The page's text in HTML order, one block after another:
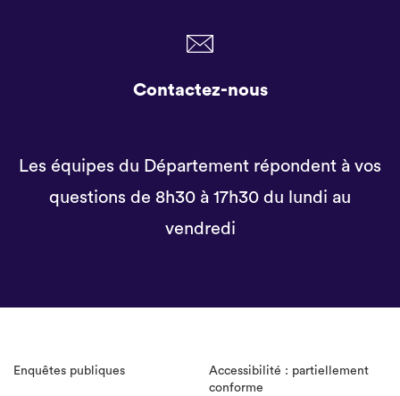
Contactez-nous
Les équipes du Département répondent à vos
questions de 8h30 à 17h30 du lundi au
vendredi
Enquêtes publiques
Accessibilité : partiellement
conforme